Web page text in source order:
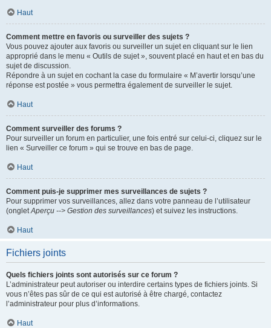
Haut
Comment mettre en favoris ou surveiller des sujets ?
Vous pouvez ajouter aux favoris ou surveiller un sujet en cliquant sur le lien
approprié dans le menu « Outils de sujet », souvent placé en haut et en bas du
sujet de discussion.
Répondre à un sujet en cochant la case du formulaire « M’avertir lorsqu’une
réponse est postée » vous permettra également de surveiller le sujet.
Haut
Comment surveiller des forums ?
Pour surveiller un forum en particulier, une fois entré sur celui-ci, cliquez sur le
lien « Surveiller ce forum » qui se trouve en bas de page.
Haut
Comment puis-je supprimer mes surveillances de sujets ?
Pour supprimer vos surveillances, allez dans votre panneau de l’utilisateur
(ongletAperçu --> Gestion des surveillances) et suivez les instructions.
Haut
Fichiers joints
Quels fichiers joints sont autorisés sur ce forum ?
L’administrateur peut autoriser ou interdire certains types de fichiers joints. Si
vous n’êtes pas sûr de ce qui est autorisé à être chargé, contactez
l’administrateur pour plus d’informations.
Haut